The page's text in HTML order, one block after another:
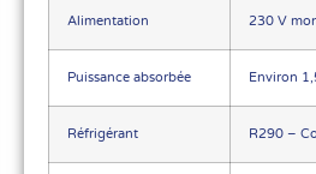
Alimentation 230 V
Puissance absorbée Environ
Réfrigérant R290 –